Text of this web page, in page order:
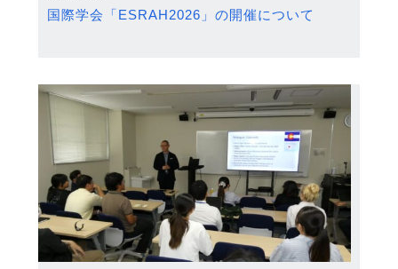
国際学会「ESRAH2026」の開催について